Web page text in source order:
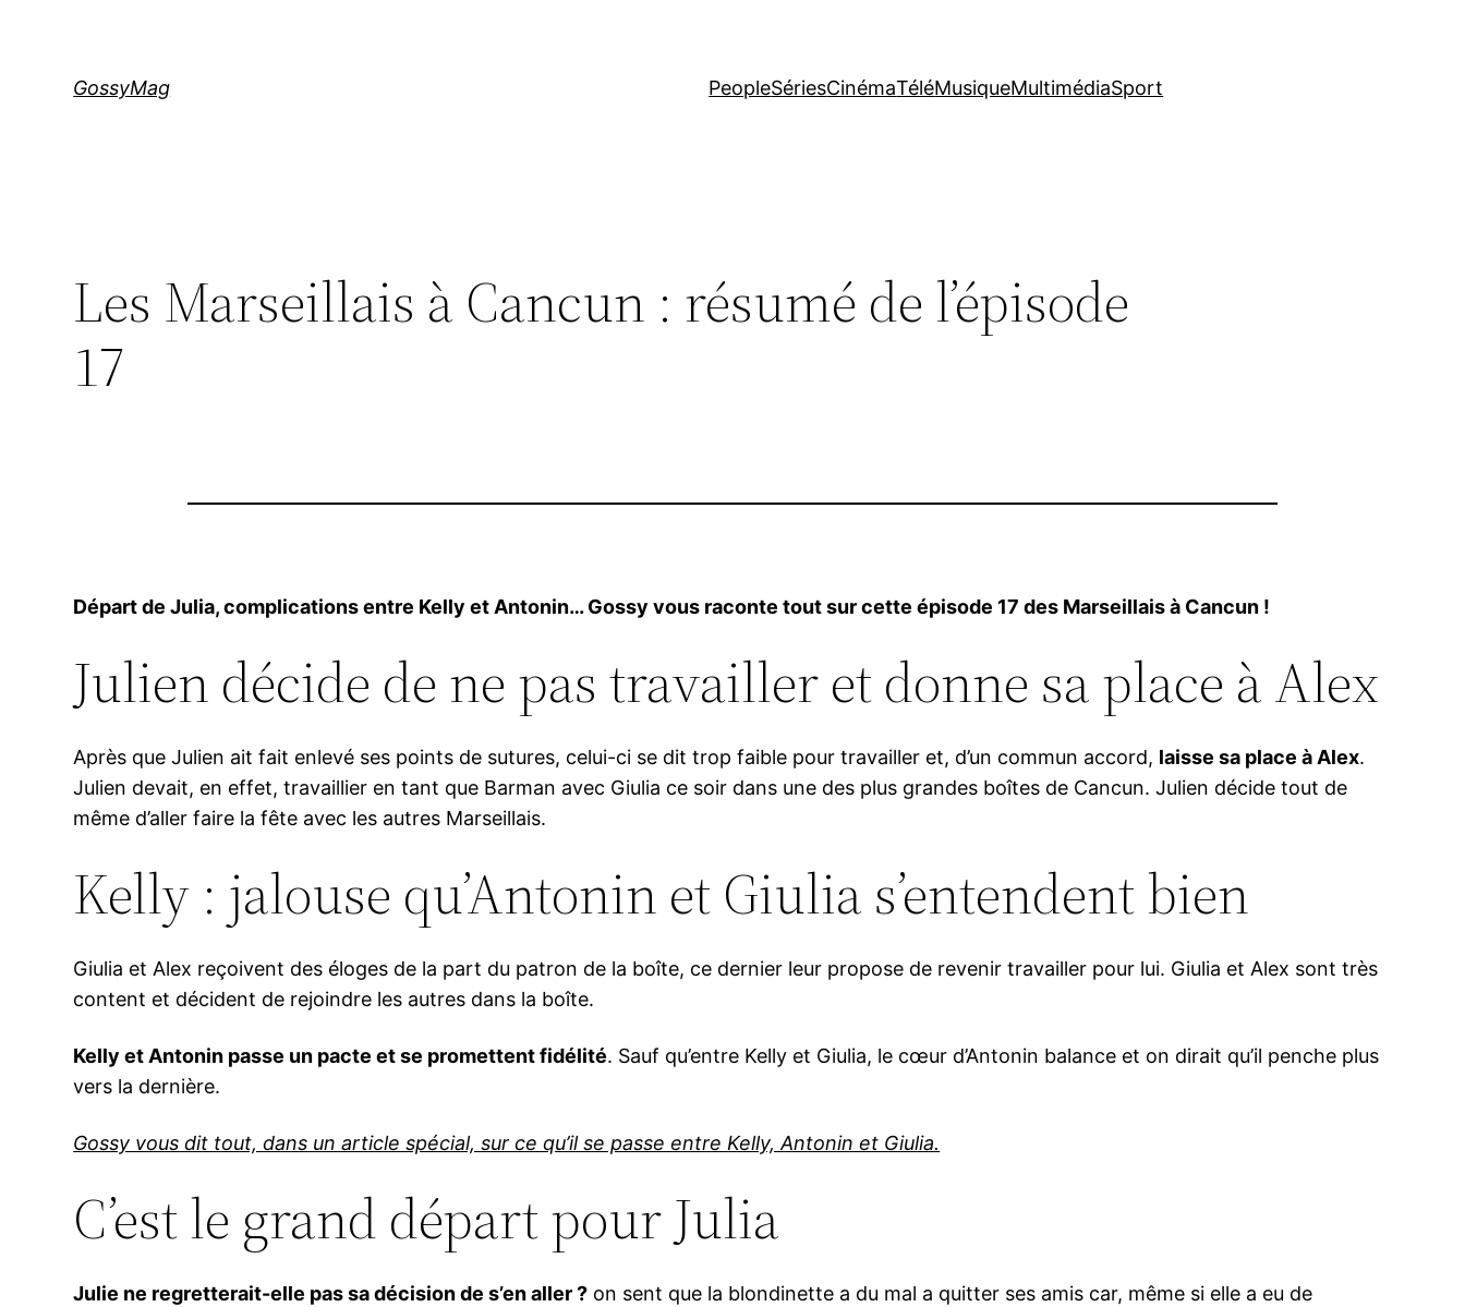
GossyMag PeopleSériesCinémaTéléMusiqueMultimédiaSport
Les Marseillais à Cancun : résumé de l’épisode
17
Départ de Julia, complications entre Kelly et Antonin… Gossy vous raconte tout sur cette épisode 17 des Marseillais à Cancun !
Julien décide de ne pas travailler et donne sa place à Alex
Après que Julien ait fait enlevé ses points de sutures, celui-ci se dit trop faible pour travailler et, d’un commun accord, laisse sa place à Alex.
Julien devait, en effet, travaillier en tant que Barman avec Giulia ce soir dans une des plus grandes boîtes de Cancun. Julien décide tout de
même d’aller faire la fête avec les autres Marseillais.
Kelly : jalouse qu’Antonin et Giulia s’entendent bien
Giulia et Alex reçoivent des éloges de la part du patron de la boîte, ce dernier leur propose de revenir travailler pour lui. Giulia et Alex sont très
content et décident de rejoindre les autres dans la boîte.
Kelly et Antonin passe un pacte et se promettent fidélité. Sauf qu’entre Kelly et Giulia, le cœur d’Antonin balance et on dirait qu’il penche plus
vers la dernière.
Gossy vous dit tout, dans un article spécial, sur ce qu’il se passe entre Kelly, Antonin et Giulia.
C’est le grand départ pour Julia
Julie ne regretterait-elle pas sa décision de s’en aller ? on sent que la blondinette a du mal a quitter ses amis car, même si elle a eu de